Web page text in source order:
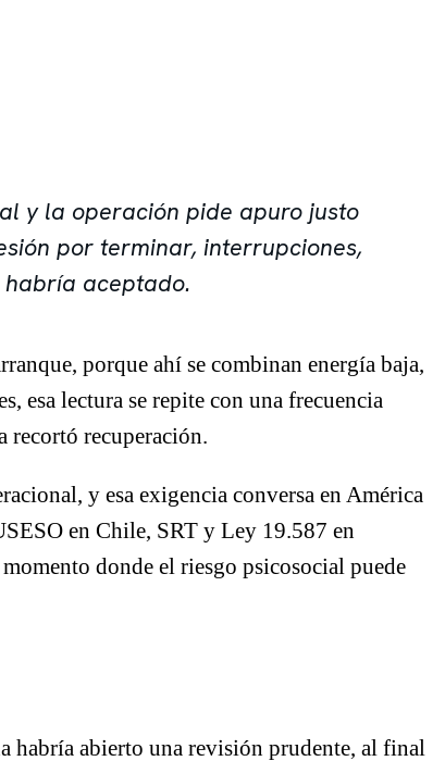
y la operación pide apuro justo
por terminar, interrupciones,
aceptado.
porque ahí se combinan energía baja,
esa lectura se repite con una frecuencia
recortó recuperación.
y esa exigencia conversa en América
en Chile, SRT y Ley 19.587 en
donde el riesgo psicosocial puede
habría abierto una revisión prudente, al final